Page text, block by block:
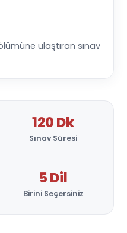
ulaştıran sınav
120 Dk
Sınav Süresi
5 Dil
Birini Seçersiniz